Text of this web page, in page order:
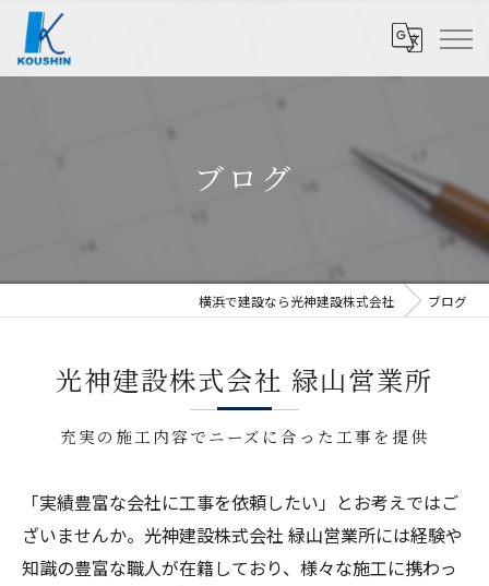
ブログ
横浜で建設なら光神建設株式会社 ブログ
光神建設株式会社 緑山営業所
充実の施工内容でニーズに合った工事を提供
「実績豊富な会社に工事を依頼したい」とお考えではご
ざいませんか。光神建設株式会社 緑山営業所には経験や
知識の豊富な職人が在籍しており、様々な施工に携わっ